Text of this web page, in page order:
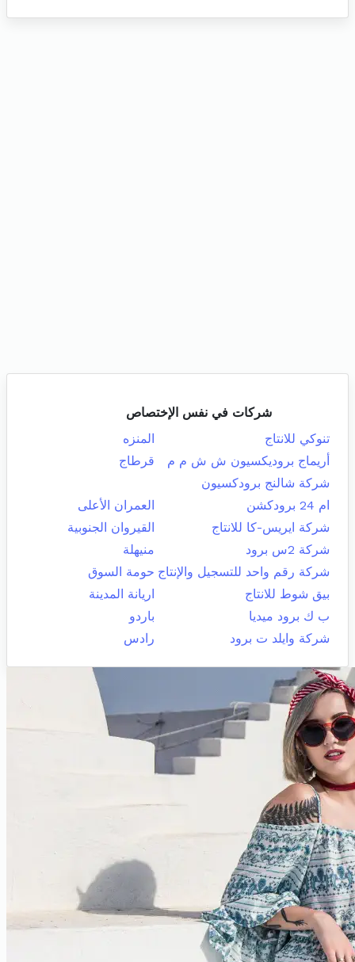
شركات في نفس الإختصاص
تنوكي للانتاج
المنزه
أريماج بروديكسيون ش ش م م
قرطاج
شركة شالنج برودكسيون
ام 24 برودكشن
العمران الأعلى
شركة ايريس-كا للانتاج
القيروان الجنوبية
شركة 2س برود
منيهلة
شركة رقم واحد للتسجيل والإنتاج حومة السوق
بيق شوط للانتاج
اريانة المدينة
ب ك برود ميديا
باردو
شركة وايلد ت برود
رادس